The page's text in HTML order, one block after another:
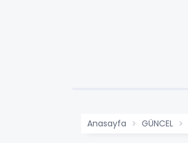
Anasayfa GÜNCEL